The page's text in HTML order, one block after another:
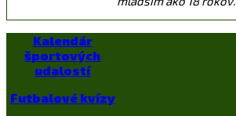
Kalendár
športových
udalostí
Futbalové kvízy